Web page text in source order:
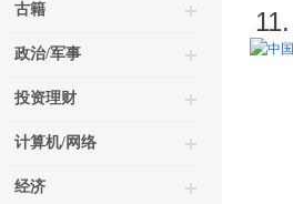
古籍
政治/军事
投资理财
计算机/网络
经济
11.